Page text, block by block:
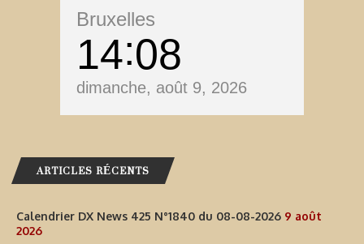
Bruxelles
14 08
dimanche, août 9, 2026
ARTICLES RÉCENTS
Calendrier DX News 425 N°1840 du 08-08-2026 9 août
2026